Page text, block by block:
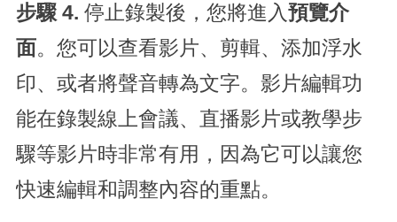
步驟 4. 停止錄製後，您將進入 預覽介
面。您可以查看影片、剪輯、添加浮水
印、或者將聲音轉為文字。影片編輯功
能在錄製線上會議、直播影片或教學步
驟等影片時非常有用，因為它可以讓您
快速編輯和調整內容的重點。